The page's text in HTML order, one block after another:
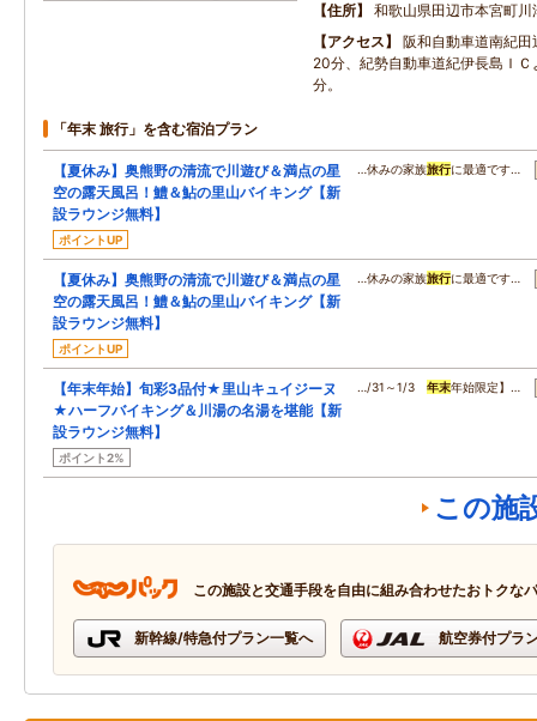
住所
和歌山県田辺市本宮町川
アクセス
阪和自動車道南紀
20分、紀勢自動車道紀伊長島Ｉ
分。
「年末 旅行」を含む宿泊プラン
【夏休み】奥熊野の清流で川遊び＆満点の星
空の露天風呂！鱧＆鮎の里山バイキング【新
設ラウンジ無料】
ポイントUP
…休みの家族旅行に最適です…
【夏休み】奥熊野の清流で川遊び＆満点の星
空の露天風呂！鱧＆鮎の里山バイキング【新
設ラウンジ無料】
ポイントUP
…休みの家族旅行に最適です…
【年末年始】旬彩3品付★里山キュイジーヌ
★ハーフバイキング＆川湯の名湯を堪能【新
設ラウンジ無料】
ポイント2%
…/31～1/3 年末年始限定】…
この施
この施設と交通手段を自由に組み合わせたおトクな
新幹線/特急付プラン一覧へ 航空券付プラ